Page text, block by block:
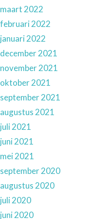
maart 2022
februari 2022
januari 2022
december 2021
november 2021
oktober 2021
september 2021
augustus 2021
juli 2021
juni 2021
mei 2021
september 2020
augustus 2020
juli 2020
juni 2020